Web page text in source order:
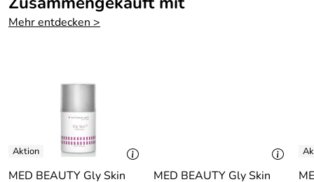
Mehr entdecken >
MED BEAUTY Gly Skin
MED BEAUTY Gly Skin